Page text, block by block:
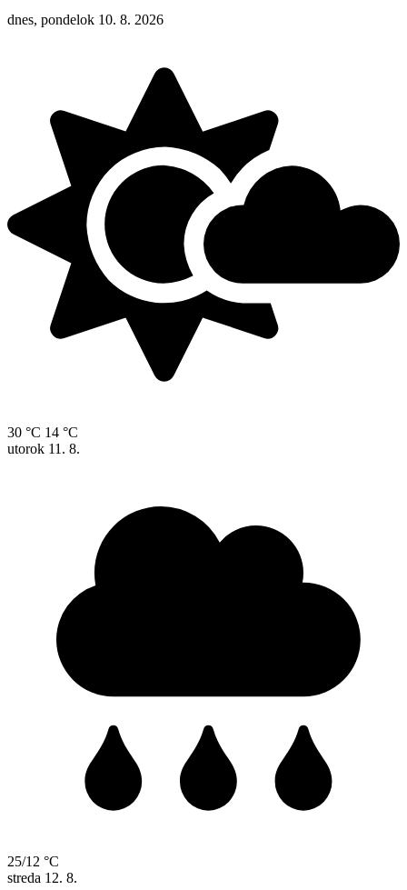
dnes, pondelok 10. 8. 2026
30 °C 14 °C
utorok 11. 8.
25/12 °C
streda 12. 8.